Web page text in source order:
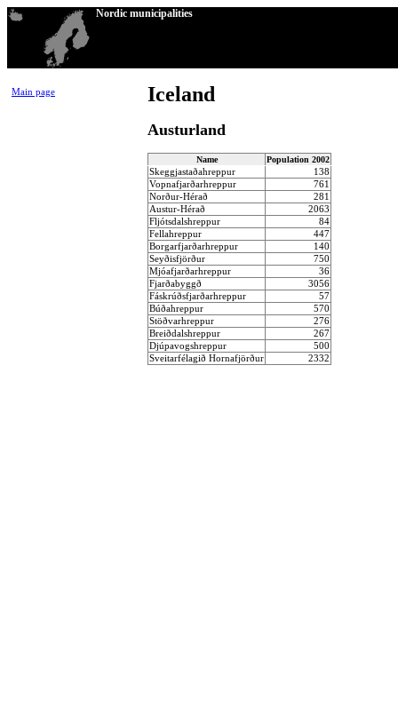
Nordic municipalities
Main page Iceland
Austurland
Name
Population 2002
Skeggjastaðahreppur
138
Vopnafjarðarhreppur
761
Norður-Hérað
281
Austur-Hérað
2063
Fljótsdalshreppur
84
Fellahreppur
447
Borgarfjarðarhreppur
140
Seyðisfjörður
750
Mjóafjarðarhreppur
36
Fjarðabyggð
3056
Fáskrúðsfjarðarhreppur
57
Búðahreppur
570
Stöðvarhreppur
276
Breiðdalshreppur
267
Djúpavogshreppur
500
Sveitarfélagið Hornafjörður
2332